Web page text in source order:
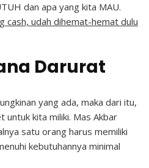
dan apa yang kita MAU.
cash, udah dihemat-hemat dulu
Darurat
yang ada, maka dari itu,
kita miliki. Mas Akbar
satu orang harus memiliki
kebutuhannya minimal